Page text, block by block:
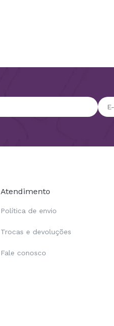
Atendimento
Política de envio
Trocas e devoluções
Fale conosco